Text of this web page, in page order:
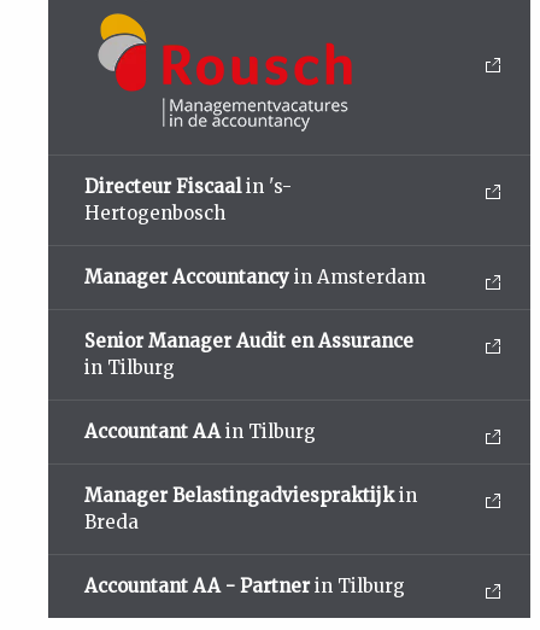
Directeur Fiscaalin 's-
Hertogenbosch
Manager Accountancy in Amsterdam
Senior Manager Audit en Assurance
in Tilburg
Accountant AAin Tilburg
Manager Belastingadviespraktijkin
Breda
Accountant AA - Partner in Tilburg